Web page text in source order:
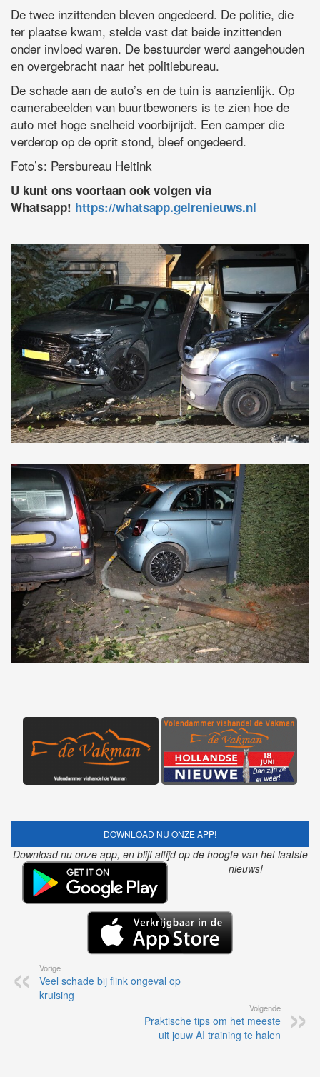
De twee inzittenden bleven ongedeerd. De politie, die
ter plaatse kwam, stelde vast dat beide inzittenden
onder invloed waren. De bestuurder werd aangehouden
en overgebracht naar het politiebureau.
De schade aan de auto’s en de tuin is aanzienlijk. Op
camerabeelden van buurtbewoners is te zien hoe de
auto met hoge snelheid voorbijrijdt. Een camper die
verderop op de oprit stond, bleef ongedeerd.
Foto’s: Persbureau Heitink
U kunt ons voortaan ook volgen via
Whatsapp! https://whatsapp.gelrenieuws.nl
DOWNLOAD NU ONZE APP!
Download nu onze app, en blijf altijd op de hoogte van het laatste
nieuws!
Vorige
Veel schade bij flink ongeval op
kruising
Volgende
Praktische tips om het meeste
uit jouw AI training te halen